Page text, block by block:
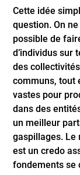
Cette idée
question. On
possible de
d’individus sur
des
communs, tout
vastes pour
dans des
un meilleur
gaspillages. Le
est un credo
fondements se